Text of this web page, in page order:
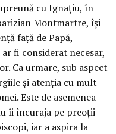
cu Ignaţiu, în
Montmartre, îşi
faţă de Papă,
fi considerat necesar,
Ca urmare, sub aspect
şi atenţia cu mult
Este de asemenea
îi încuraja pe preoţii
iar a aspira la